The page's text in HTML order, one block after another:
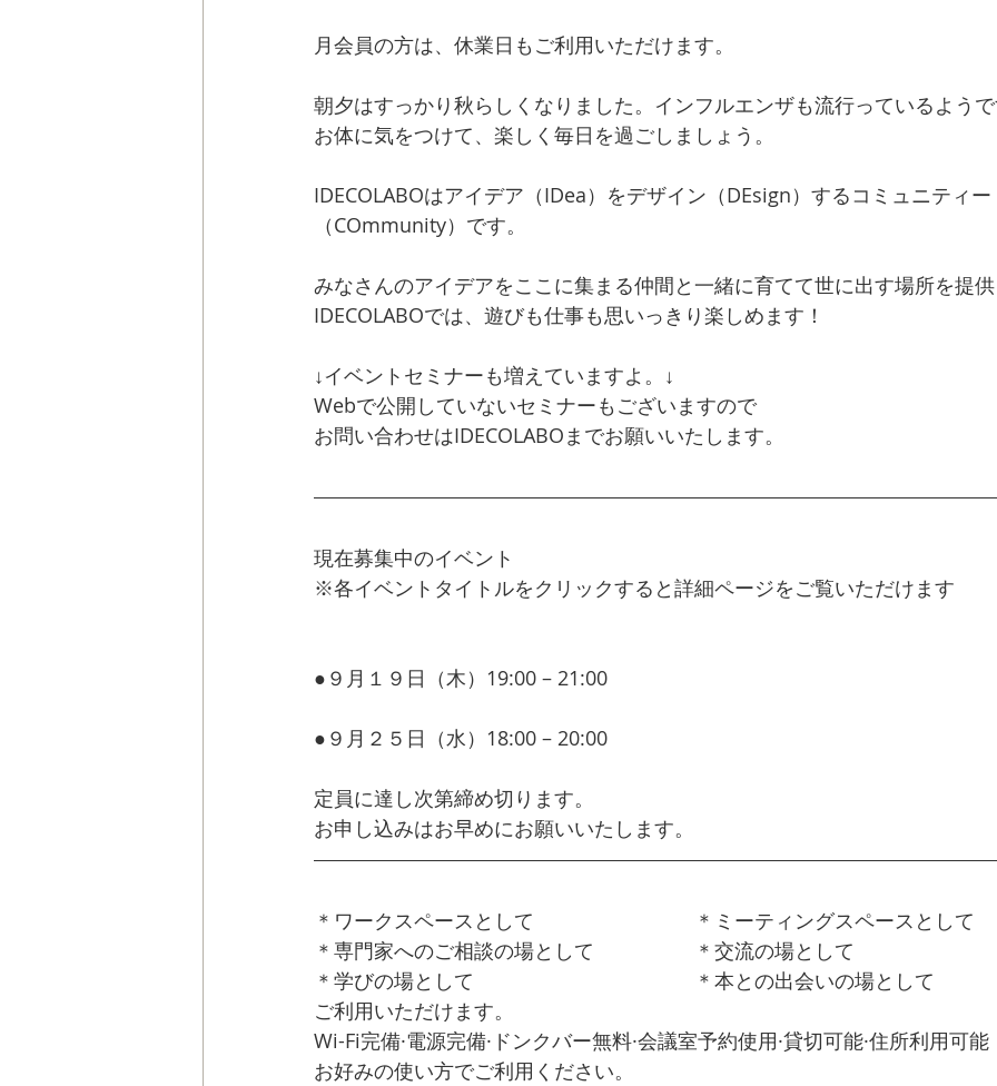
月会員の方は、休業日もご利用いただけます。
朝夕はすっかり秋らしくなりました。インフルエンザも流行っているよう
お体に気をつけて、楽しく毎日を過ごしましょう。
IDECOLABOはアイデア（IDea）をデザイン（DEsign）するコミュニティー
（COmmunity）です。
みなさんのアイデアをここに集まる仲間と一緒に育てて世に出す場所を提
IDECOLABOでは、遊びも仕事も思いっきり楽しめます！
↓イベントセミナーも増えていますよ。↓
Webで公開していないセミナーもございますので
お問い合わせはIDECOLABOまでお願いいたします。
現在募集中のイベント
※各イベントタイトルをクリックすると詳細ページをご覧いただけます
●９月１９日（木）19:00 – 21:00
●９月２５日（水）18:00 – 20:00
定員に達し次第締め切ります。
お申し込みはお早めにお願いいたします。
＊ワークスペースとして　　　　　　　　＊ミーティングスペースとして
＊専門家へのご相談の場として　　　　　＊交流の場として
＊学びの場として　　　　　　　　　　　＊本との出会いの場として
ご利用いただけます。
Wi-Fi完備·電源完備·ドンクバー無料·会議室予約使用·貸切可能·住所利用可能
お好みの使い方でご利用ください。